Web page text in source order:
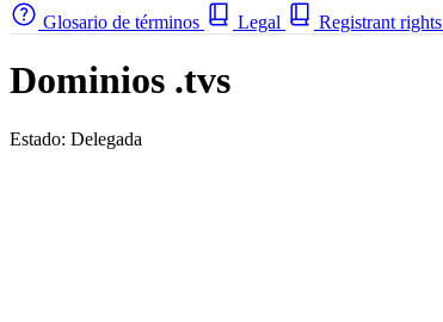
Glosario de términos
Legal Registrant rights
Dominios .tvs
Estado: Delegada